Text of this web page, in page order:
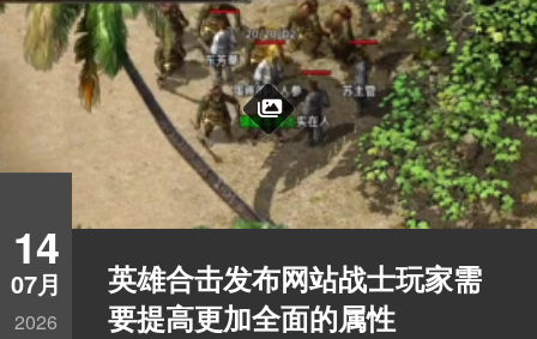
14
07月
2026
英雄合击发布网站战士玩家需
要提高更加全面的属性